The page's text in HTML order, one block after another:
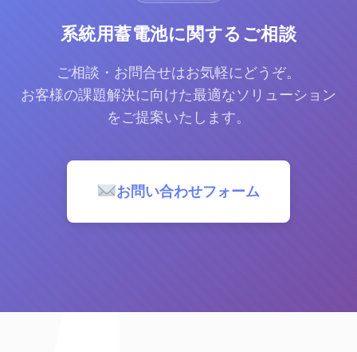
系統用蓄電池に関するご相談
ご相談・お問合せはお気軽にどうぞ。
お客様の課題解決に向けた最適なソリューション
をご提案いたします。
お問い合わせフォーム